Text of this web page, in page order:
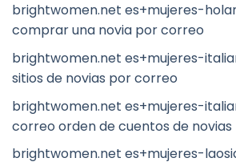
brightwomen.net es+mujeres-
comprar una novia por correo
brightwomen.net es+mujeres-
sitios de novias por correo
brightwomen.net es+mujeres-
correo orden de cuentos de
brightwomen.net es+mujeres-